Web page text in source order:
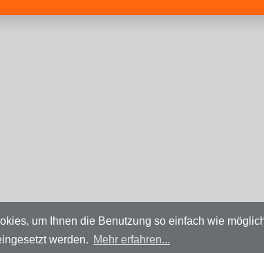
um Ihnen die Benutzung so einfach wie
werden. Mehr erfahren...
Spenden